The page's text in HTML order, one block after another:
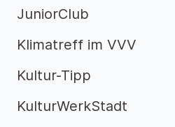
JuniorClub
Klimatreff im VVV
Kultur-Tipp
KulturWerkStadt